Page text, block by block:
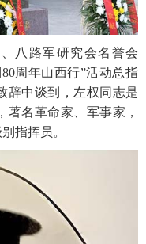
八路军研究会名誉会
周年山西行”活动总指
辞中谈到，左权同志是
著名革命家、军事家，
指挥员。